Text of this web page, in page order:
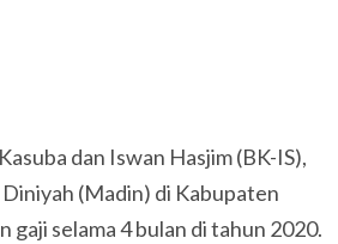
dan Iswan Hasjim (BK-IS),
(Madin) di Kabupaten
gaji selama 4 bulan di tahun 2020.